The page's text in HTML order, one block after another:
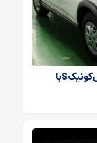
ثبت‌نام جدید سایپا آغاز می‌شود؛ فروش کوئیک S با